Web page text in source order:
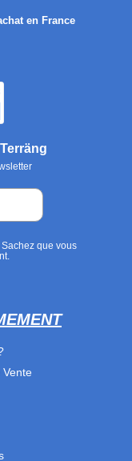
en France
que vous